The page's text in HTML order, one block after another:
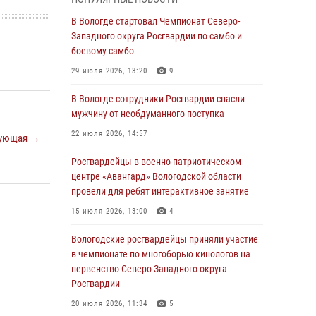
→
округа Росгвардии по спортивному и боевому
самбо
03 августа 2026, 08:54 8 1
ЗА МИНУВШУЮ НЕДЕЛЮ СОТРУДНИКАМИ
В ВОЛОГОДСКОЙ ОБЛАСТИ ЗАДЕРЖАНО 23
ПРАВОНАРУШИТЕЛЯ
02 августа 2026, 10:37
Росгвардейцы в г. Соколе задержали
несовершеннолетнего нарушителя
на питбайке
31 июля 2026, 06:43
В Вологде стартовал Чемпионат Северо-
Западного округа Росгвардии по самбо и
боевому самбо
29 июля 2026, 13:20
В Вологде стартовал Чемпионат Северо-
Западного округа Росгвардии по самбо и
боевому самбо
29 июля 2026, 13:20 9
В Вологде сотрудники Росгвардии спасли
мужчину от необдуманного поступка
22 июля 2026, 14:57
Росгвардейцы в военно-патриотическом
центре «Авангард» Вологодской области
провели для ребят интерактивное занятие
15 июля 2026, 13:00 4
Вологодские росгвардейцы приняли участие
в чемпионате по многоборью кинологов на
первенство Северо-Западного округа
Росгвардии
20 июля 2026, 11:34 5